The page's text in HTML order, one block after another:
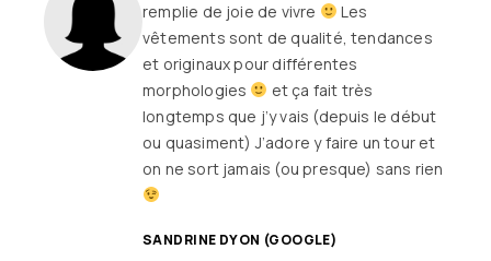
remplie de joie de vivre
Les
vêtements sont de qualité, tendances
et originaux pour différentes
morphologies
et ça fait très
longtemps que j’y vais (depuis le début
ou quasiment) J’adore y faire un tour et
on ne sort jamais (ou presque) sans rien
SANDRINE DYON (GOOGLE)